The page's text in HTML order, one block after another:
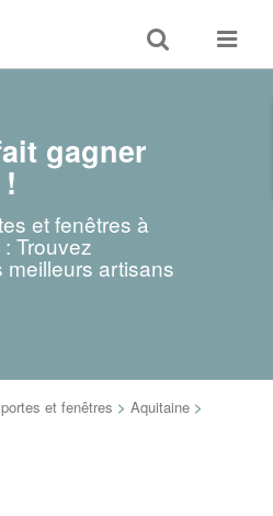
Toggle
search
Toggle
gagner
et fenêtres à
Trouvez
meilleurs artisans
et fenêtres > Aquitaine >